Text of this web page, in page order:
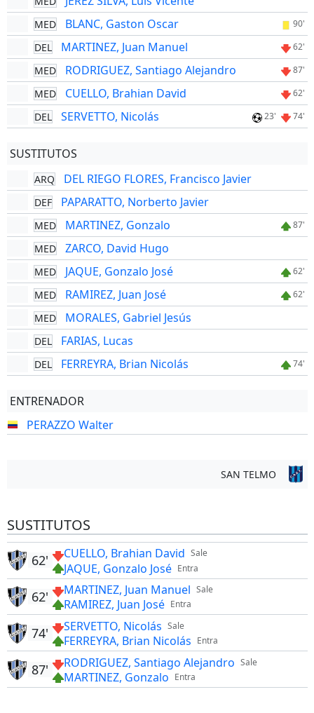
MED BLANC, Gaston Oscar 90'
DEL MARTINEZ, Juan Manuel 62'
MED RODRIGUEZ, Santiago Alejandro 87'
MED CUELLO, Brahian David 62'
DEL SERVETTO, Nicolás 23' 74'
SUSTITUTOS
ARQ DEL RIEGO FLORES, Francisco Javier
DEF PAPARATTO, Norberto Javier
MED MARTINEZ, Gonzalo 87'
MED ZARCO, David Hugo
MED JAQUE, Gonzalo José 62'
MED RAMIREZ, Juan José 62'
MED MORALES, Gabriel Jesús
DEL FARIAS, Lucas
DEL FERREYRA, Brian Nicolás 74'
ENTRENADOR
PERAZZO Walter
SAN TELMO
SUSTITUTOS
Sale
CUELLO, Brahian David
Entra
JAQUE, Gonzalo José
62'
Sale
MARTINEZ, Juan Manuel
Entra
RAMIREZ, Juan José
62'
Sale
SERVETTO, Nicolás
Entra
FERREYRA, Brian Nicolás
74'
Sale
RODRIGUEZ, Santiago Alejandro
Entra
MARTINEZ, Gonzalo
87'